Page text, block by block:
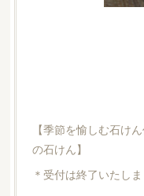
【季節を愉しむ石け
の石けん】
＊受付は終了いたし